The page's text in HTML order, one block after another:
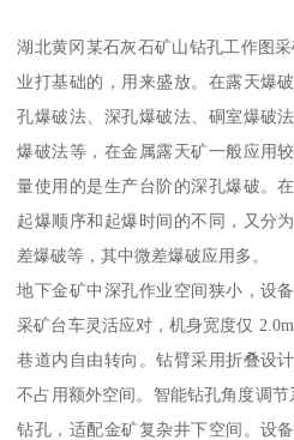
湖北黄冈某石灰石矿山钻孔工作图
业打基础的，用来盛放。在露天爆
孔爆破法、深孔爆破法、硐室爆破
爆破法等，在金属露天矿一般应用
量使用的是生产台阶的深孔爆破。
起爆顺序和起爆时间的不同，又分
差爆破等，其中微差爆破应用多。
地下金矿中深孔作业空间狭小，设
采矿台车灵活应对，机身宽度仅
巷道内自由转向。钻臂采用折叠设
不占用额外空间。智能钻孔角度调节
钻孔，适配金矿复杂井下空间。设